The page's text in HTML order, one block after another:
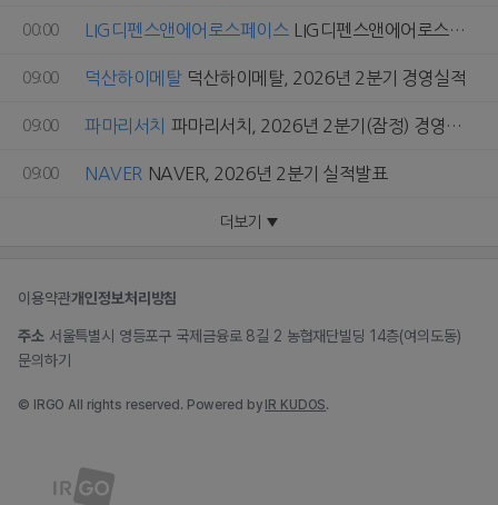
00:00 LIG디펜스앤에어로스페이스 LIG디펜스앤에어로스페이스, iM증권 NDR
09:00 덕산하이메탈 덕산하이메탈, 2026년 2분기 경영실적
09:00 파마리서치 파마리서치, 2026년 2분기(잠정) 경영실적
09:00 NAVER NAVER, 2026년 2분기 실적발표
더보기
이용약관개인정보처리방침
주소 서울특별시 영등포구 국제금융로 8길 2 농협재단빌딩 14층(여의도동)
문의하기
© IRGO All rights reserved. Powered by IR KUDOS.